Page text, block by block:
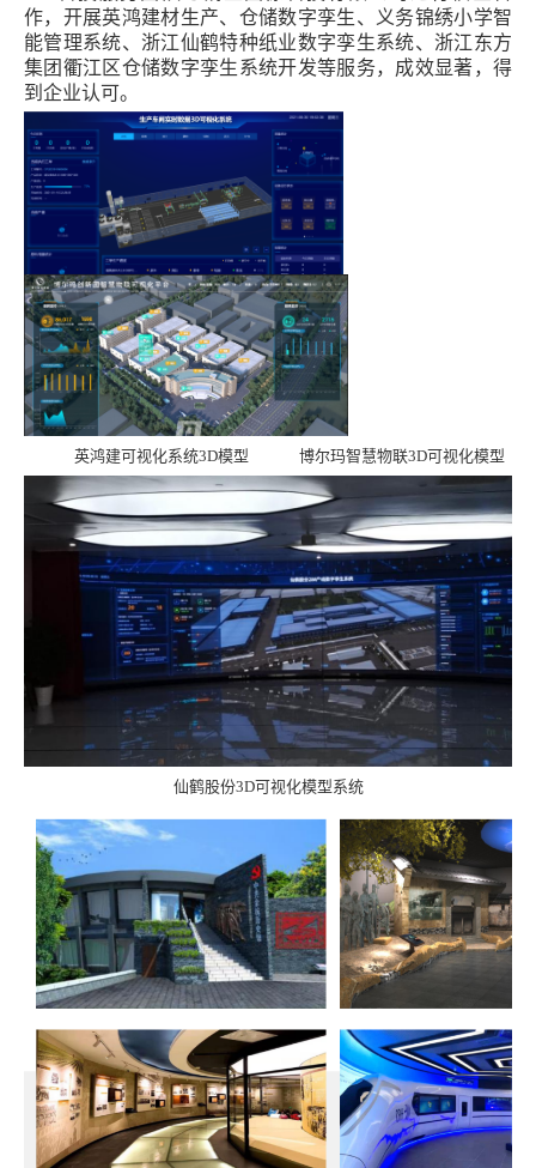
作，开展英鸿建材生产、仓储数字孪生、义务锦绣小学智
能管理系统、浙江仙鹤特种纸业数字孪生系统、浙江东方
集团衢江区仓储数字孪生系统开发等服务，成效显著，得
到企业认可。
英鸿建可视化系统3D模型 博尔玛智慧物联3D可视化模型
仙鹤股份3D可视化模型系统